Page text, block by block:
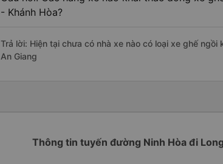
- Khánh Hòa?
Trả lời: Hiện tại chưa có nhà xe nào có loại xe ghế
An Giang
Thông tin tuyến đường Ninh Hòa đi